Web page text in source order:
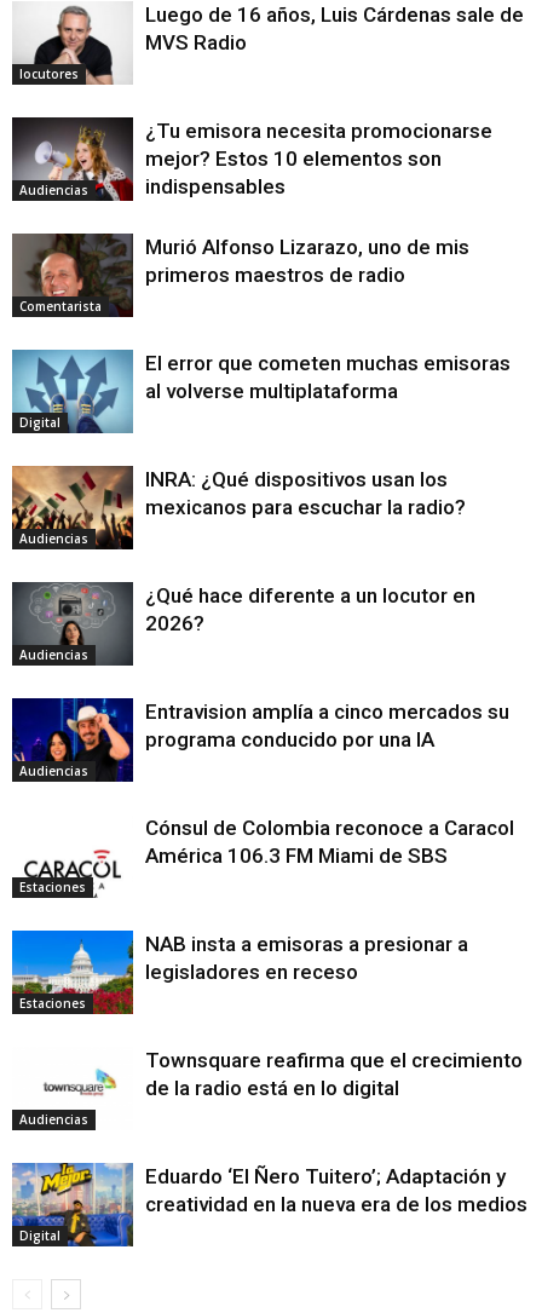
locutores
Luego de 16 años, Luis Cárdenas sale de
MVS Radio
Audiencias
¿Tu emisora necesita promocionarse
mejor? Estos 10 elementos son
indispensables
Comentarista
Murió Alfonso Lizarazo, uno de mis
primeros maestros de radio
Digital
El error que cometen muchas emisoras
al volverse multiplataforma
Audiencias
INRA: ¿Qué dispositivos usan los
mexicanos para escuchar la radio?
Audiencias
¿Qué hace diferente a un locutor en
2026?
Audiencias
Entravision amplía a cinco mercados su
programa conducido por una IA
Estaciones
Cónsul de Colombia reconoce a Caracol
América 106.3 FM Miami de SBS
Estaciones
NAB insta a emisoras a presionar a
legisladores en receso
Audiencias
Townsquare reafirma que el crecimiento
de la radio está en lo digital
Digital
Eduardo ‘El Ñero Tuitero’; Adaptación y
creatividad en la nueva era de los medios